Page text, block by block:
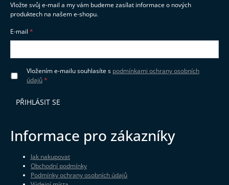
Vložte svůj e-mail a my vám budeme zasílat informace o nových
produktech na našem e-shopu.
E-mail
Vložením e-mailu souhlasíte s podmínkami ochrany osobních
údajů
PŘIHLÁSIT SE
Informace pro zákazníky
Jak nakupovat
Obchodní podmínky
Podmínky ochrany osobních údajů